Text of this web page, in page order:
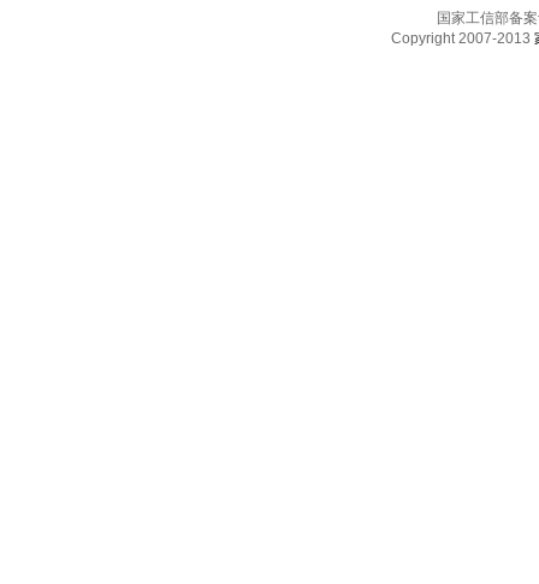
国家工信部备
Copyright 2007-2013